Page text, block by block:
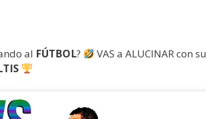
al FÚTBOL?
VAS a ALUCINAR con su